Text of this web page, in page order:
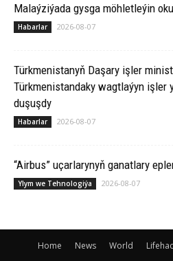
Malaýziýada gysga möhletleýin
Habarlar 2026-08-07
Türkmenistanyň Daşary işler
Türkmenistandaky wagtlaýyn işler
duşuşdy
Habarlar 2026-08-07
“Airbus” uçarlarynyň ganatlary
Ylym we Tehnologiýa 2026-08-07
Home News World